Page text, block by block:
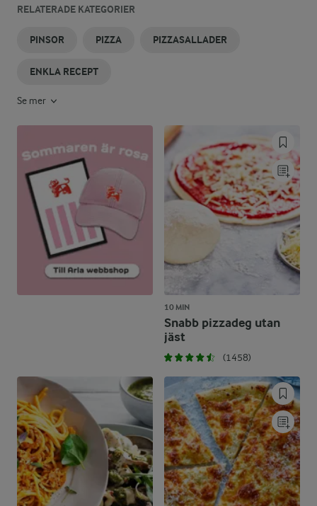
RELATERADE KATEGORIER
PINSOR PIZZA PIZZASALLADER
ENKLA RECEPT
Se mer
10 MIN
Snabb pizzadeg utan
jäst
(1458)